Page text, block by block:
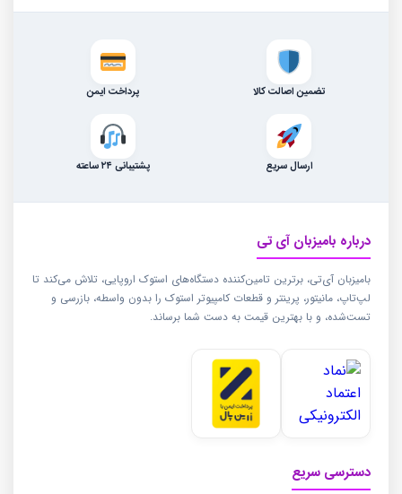
تضمین اصالت کالا پرداخت ایمن
ارسال سریع پشتیبانی ۲۴ ساعته
درباره بامیزبان آی تی
بامیزبان آی‌تی، برترین تامین‌کننده دستگاه‌های استوک اروپایی، تلاش می‌کند تا
لپ‌تاپ، مانیتور، پرینتر و قطعات کامپیوتر استوک را بدون واسطه، بازرسی و
تست‌شده، و با بهترین قیمت به دست شما برساند.
دسترسی سریع